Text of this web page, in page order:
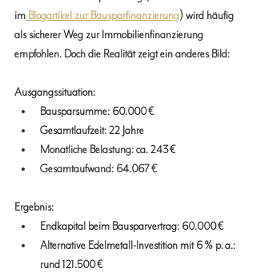
im Blogartikel zur Bausparfinanzierung) wird häufig
als sicherer Weg zur Immobilienfinanzierung
empfohlen. Doch die Realität zeigt ein anderes Bild:
Ausgangssituation:
Bausparsumme: 60.000 €
Gesamtlaufzeit: 22 Jahre
Monatliche Belastung: ca. 243 €
Gesamtaufwand: 64.067 €
Ergebnis:
Endkapital beim Bausparvertrag: 60.000 €
Alternative Edelmetall-Investition mit 6 % p. a.:
rund 121.500 €